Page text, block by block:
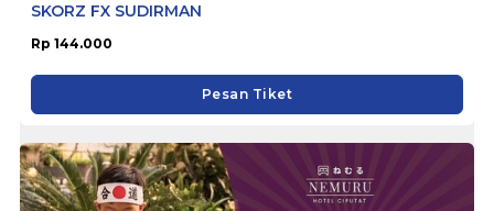
SKORZ FX SUDIRMAN
Rp 144.000
Pesan Tiket